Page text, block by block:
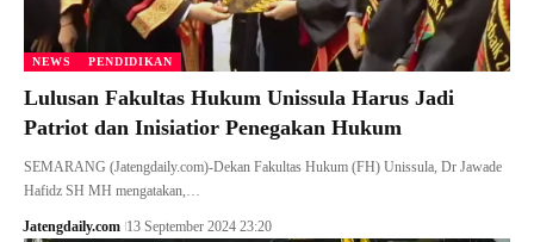
NEWS PENDIDIKAN
Lulusan Fakultas Hukum Unissula Harus Jadi
Patriot dan Inisiatior Penegakan Hukum
SEMARANG (Jatengdaily.com)-Dekan Fakultas Hukum (FH) Unissula, Dr Jawade
Hafidz SH MH mengatakan,…
Jatengdaily.com 13 September 2024 23:20